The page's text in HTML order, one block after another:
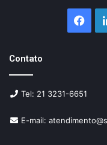
Contato
Tel: 21 3231-6651
E-mail: